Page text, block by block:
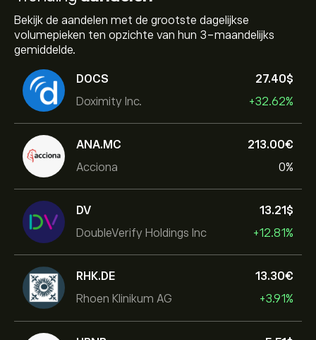
Bekijk de aandelen met de grootste dagelijkse
volumepieken ten opzichte van hun 3-maandelijks
gemiddelde.
DOCS
Doximity Inc.
27.40‎$‎
+32.62%
ANA.MC
Acciona
213.00‎€‎
0%
DV
DoubleVerify Holdings Inc
13.21‎$‎
+12.81%
RHK.DE
Rhoen Klinikum AG
13.30‎€‎
+3.91%